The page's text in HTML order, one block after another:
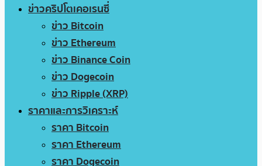
ข่าวคริปโตเคอเรนซี่
ข่าว Bitcoin
ข่าว Ethereum
ข่าว Binance Coin
ข่าว Dogecoin
ข่าว Ripple (XRP)
ราคาและการวิเคราะห์
ราคา Bitcoin
ราคา Ethereum
ราคา Dogecoin